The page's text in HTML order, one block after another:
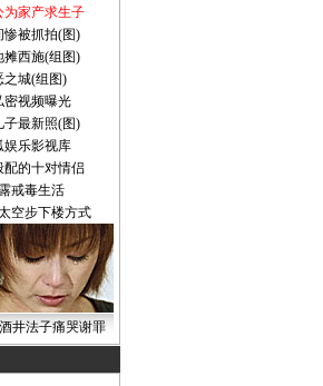
为家产求生子
惨被抓拍(图)
摊西施(组图)
之城(组图)
密视频曝光
子最新照(图)
娱乐影视库
配的十对情侣
戒毒生活
空步下楼方式
酒井法子痛哭谢罪